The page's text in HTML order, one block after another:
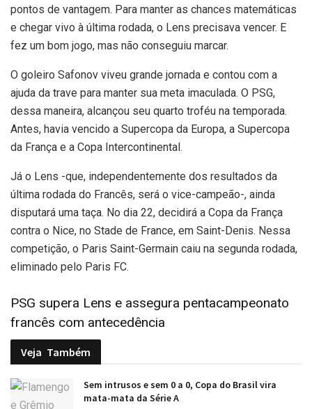
pontos de vantagem. Para manter as chances matemáticas
e chegar vivo à última rodada, o Lens precisava vencer. E
fez um bom jogo, mas não conseguiu marcar.
O goleiro Safonov viveu grande jornada e contou com a
ajuda da trave para manter sua meta imaculada. O PSG,
dessa maneira, alcançou seu quarto troféu na temporada.
Antes, havia vencido a Supercopa da Europa, a Supercopa
da França e a Copa Intercontinental.
Já o Lens -que, independentemente dos resultados da
última rodada do Francês, será o vice-campeão-, ainda
disputará uma taça. No dia 22, decidirá a Copa da França
contra o Nice, no Stade de France, em Saint-Denis. Nessa
competição, o Paris Saint-Germain caiu na segunda rodada,
eliminado pelo Paris FC.
PSG supera Lens e assegura pentacampeonato
francês com antecedência
Veja Também
Sem intrusos e sem 0 a 0, Copa do Brasil vira
mata-mata da Série A